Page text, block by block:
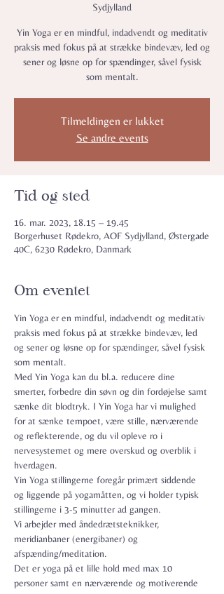
Sydjylland
Yin Yoga er en mindful, indadvendt og meditativ
praksis med fokus på at strække bindevæv, led og
sener og løsne op for spændinger, såvel fysisk
som mentalt.
Tilmeldingen er lukket
Se andre events
Tid og sted
16. mar. 2023, 18.15 – 19.45
Borgerhuset Rødekro, AOF Sydjylland, Østergade
40C, 6230 Rødekro, Danmark
Om eventet
Yin Yoga er en mindful, indadvendt og meditativ
praksis med fokus på at strække bindevæv, led
og sener og løsne op for spændinger, såvel fysisk
som mentalt.
Med Yin Yoga kan du bl.a. reducere dine
smerter, forbedre din søvn og din fordøjelse samt
sænke dit blodtryk. I Yin Yoga har vi mulighed
for at sænke tempoet, være stille, nærværende
og reflekterende, og du vil opleve ro i
nervesystemet og mere overskud og overblik i
hverdagen.
Yin Yoga stillingerne foregår primært siddende
og liggende på yogamåtten, og vi holder typisk
stillingerne i 3-5 minutter ad gangen.
Vi arbejder med åndedrætsteknikker,
meridianbaner (energibaner) og
afspænding/meditation.
Det er yoga på et lille hold med max 10
personer samt en nærværende og motiverende